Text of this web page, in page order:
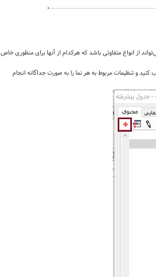
از انواع متفاوتی باشد که هرکدام از آنها برای منظوری خاص
کنید و تنظیمات مربوط به هر نما را به صورت جداگانه انجام